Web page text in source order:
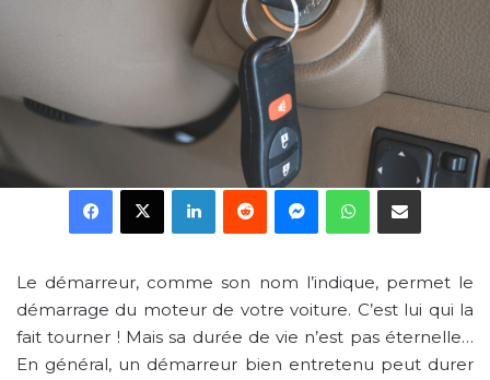
Facebook
X LinkedinRedditMessengerWhatsApp
Partager par email
Le démarreur, comme son nom l’indique, permet le
démarrage du moteur de votre voiture. C’est lui qui la
fait tourner ! Mais sa durée de vie n’est pas éternelle…
En général, un démarreur bien entretenu peut durer